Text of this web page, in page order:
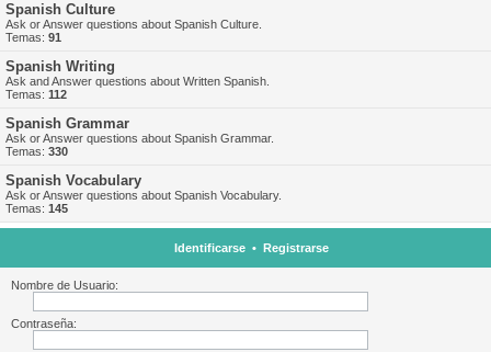
Spanish Culture
Ask or Answer questions about Spanish Culture.
Temas: 91
Spanish Writing
Ask and Answer questions about Written Spanish.
Temas: 112
Spanish Grammar
Ask or Answer questions about Spanish Grammar.
Temas: 330
Spanish Vocabulary
Ask or Answer questions about Spanish Vocabulary.
Temas: 145
Identificarse• Registrarse
Nombre de Usuario:
Contraseña: